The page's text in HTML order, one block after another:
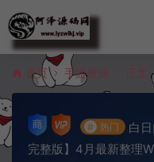
首页 手游资源 正文
# 热门
白
完整版】4月最新整理